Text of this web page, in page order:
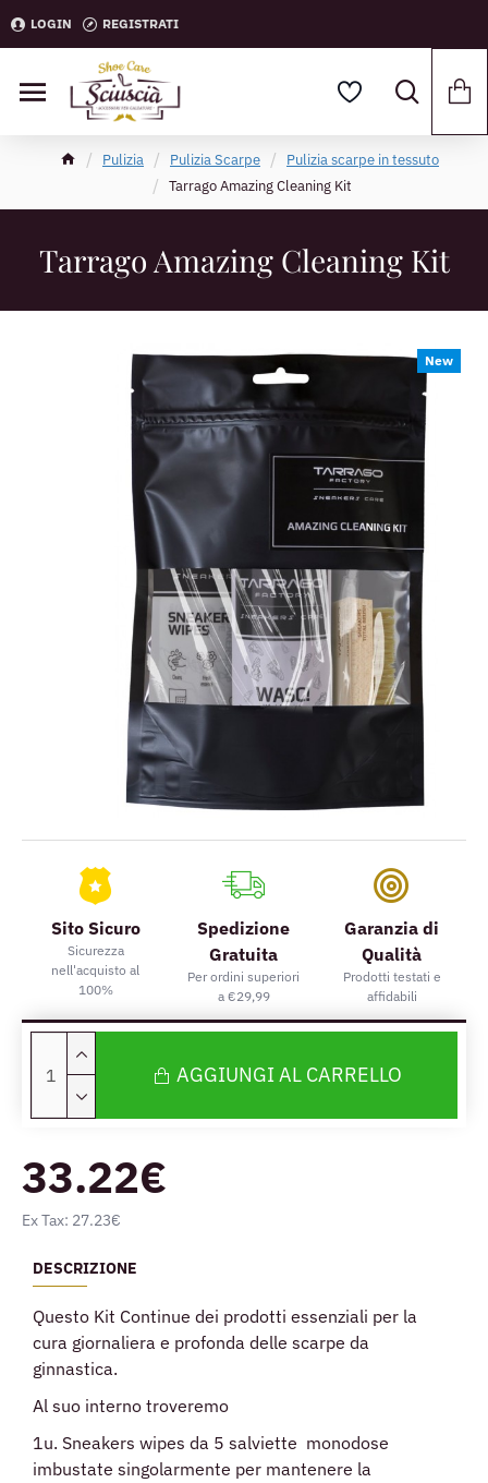
LOGIN REGISTRATI
Pulizia Pulizia Scarpe
Pulizia scarpe in tessuto
Tarrago Amazing Cleaning Kit
Tarrago Amazing Cleaning Kit
New
Sito Sicuro
Sicurezza
nell'acquisto al
100%
Spedizione
Gratuita
Per ordini superiori
a €29,99
Garanzia di
Qualità
Prodotti testati e
affidabili
33.22€
Ex Tax: 27.23€
AGGIUNGI AL CARRELLO
DESCRIZIONE
Questo Kit Continue dei prodotti essenziali per la
cura giornaliera e profonda delle scarpe da
ginnastica.
Al suo interno troveremo
1u. Sneakers wipes da 5 salviette monodose
imbustate singolarmente per mantenere la